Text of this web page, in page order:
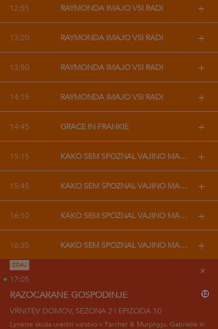
12:55 RAYMONDA IMAJO VSI RADI +
13:20 RAYMONDA IMAJO VSI RADI +
13:50 RAYMONDA IMAJO VSI RADI +
14:15 RAYMONDA IMAJO VSI RADI +
14:45 GRACE IN FRANKIE +
15:15 KAKO SEM SPOZNAL VAJINO MAMO +
15:45 KAKO SEM SPOZNAL VAJINO MAMO +
16:10 KAKO SEM SPOZNAL VAJINO MAMO +
16:35 KAKO SEM SPOZNAL VAJINO MAMO +
ZDAJ
17:05
RAZOČARANE GOSPODINJE
+
VRNITEV DOMOV, SEZONA 2 | EPIZODA 10
Lynette skuša urediti varstvo v Parcher & Murphyju. Gabrielle in